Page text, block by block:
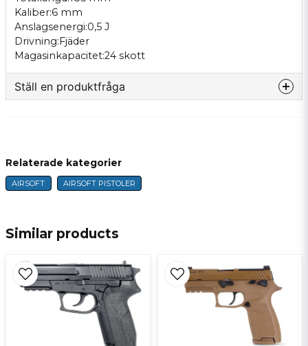
Kaliber:6 mm
Anslagsenergi:0,5 J
Drivning:Fjäder
Magasinkapacitet:24 skott
Ställ en produktfråga
name
Name
Ja, ni får publicera min fråga
Similar products
Relaterade kategorier
AIRSOFT AIRSOFT PISTOLER